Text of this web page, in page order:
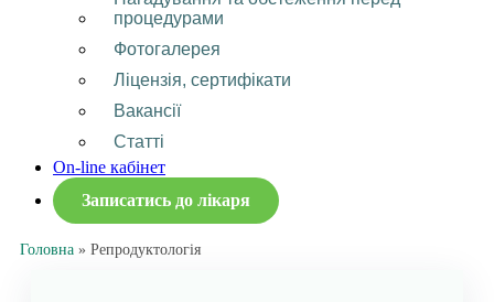
процедурами
Фотогалерея
Ліцензія, сертифікати
Вакансії
Статті
On-line кабінет
Записатись до лікаря
Головна » Репродуктологія